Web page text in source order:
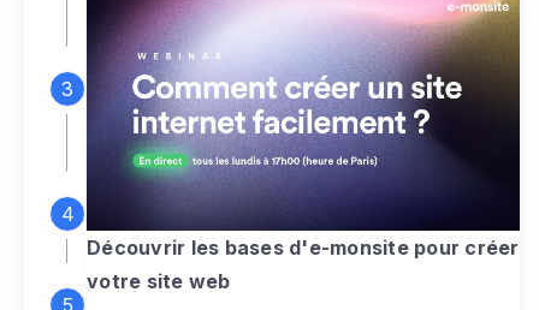
espace d'administration
Personnalisez entièrement le
designpour créer un site web sur-mesure,
à votre image
Ajoutez des pagessans limite pour
présenter votre activité, votre passion
Découvrir les bases d'e-monsite pour créer
votre site web